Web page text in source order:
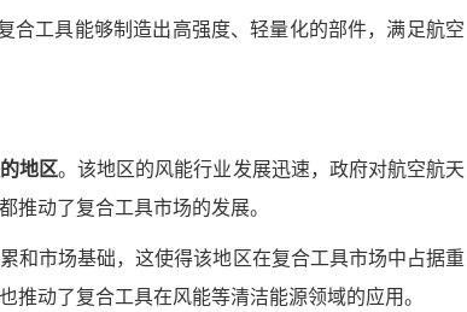
合工具能够制造出高强度、轻量化的部件，满足航空
地区。该地区的风能行业发展迅速，政府对航空航天
动了复合工具市场的发展。
和市场基础，这使得该地区在复合工具市场中占据重
动了复合工具在风能等清洁能源领域的应用。